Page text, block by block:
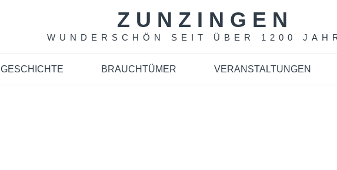
ZUNZINGEN
WUNDERSCHÖN SEIT ÜBER 1200
GESCHICHTE BRAUCHTÜMER VERANSTALTUNGEN